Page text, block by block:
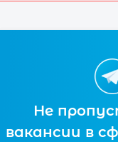
Не
вакансии в